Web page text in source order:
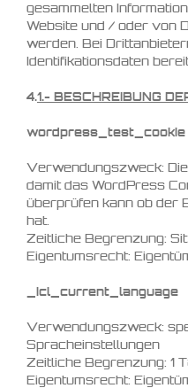
gesammelten
Website und / oder von
werden. Bei
Identifikationsdaten
4.1.- BESCHREIBUNG
wordpress_test_cookie
Verwendungszweck:
damit das WordPress
überprüfen kann ob der
hat.
Zeitliche Begrenzung:
Eigentumsrecht:
_icl_current_language
Verwendungszweck:
Spracheinstellungen
Zeitliche Begrenzung: 1
Eigentumsrecht: